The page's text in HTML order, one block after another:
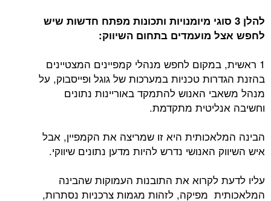
להלן 3 סוגי מיומנויות ותכונות מפתח חדשות שיש
לחפש אצל מועמדים בתחום השיווק:
1 ראשית, במקום לחפש מנהלי קמפיינים המצטיינים
בהזנת הגדרות טכניות במערכות של גוגל ופייסבוק, על
מנהל משאבי האנוש להתמקד באוריינות נתונים
וחשיבה אנליטית מתקדמת.
הבינה המלאכותית היא זו שמריצה את הקמפיין, אבל
איש השיווק האנושי נדרש להיות מדען נתונים שיווקי.
עליו לדעת לקרוא את התובנות העמוקות שהבינה
המלאכותית מפיקה, לזהות מגמות צרכניות נסתרות,